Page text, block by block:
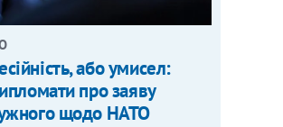
або умисел:
про заяву
щодо НАТО